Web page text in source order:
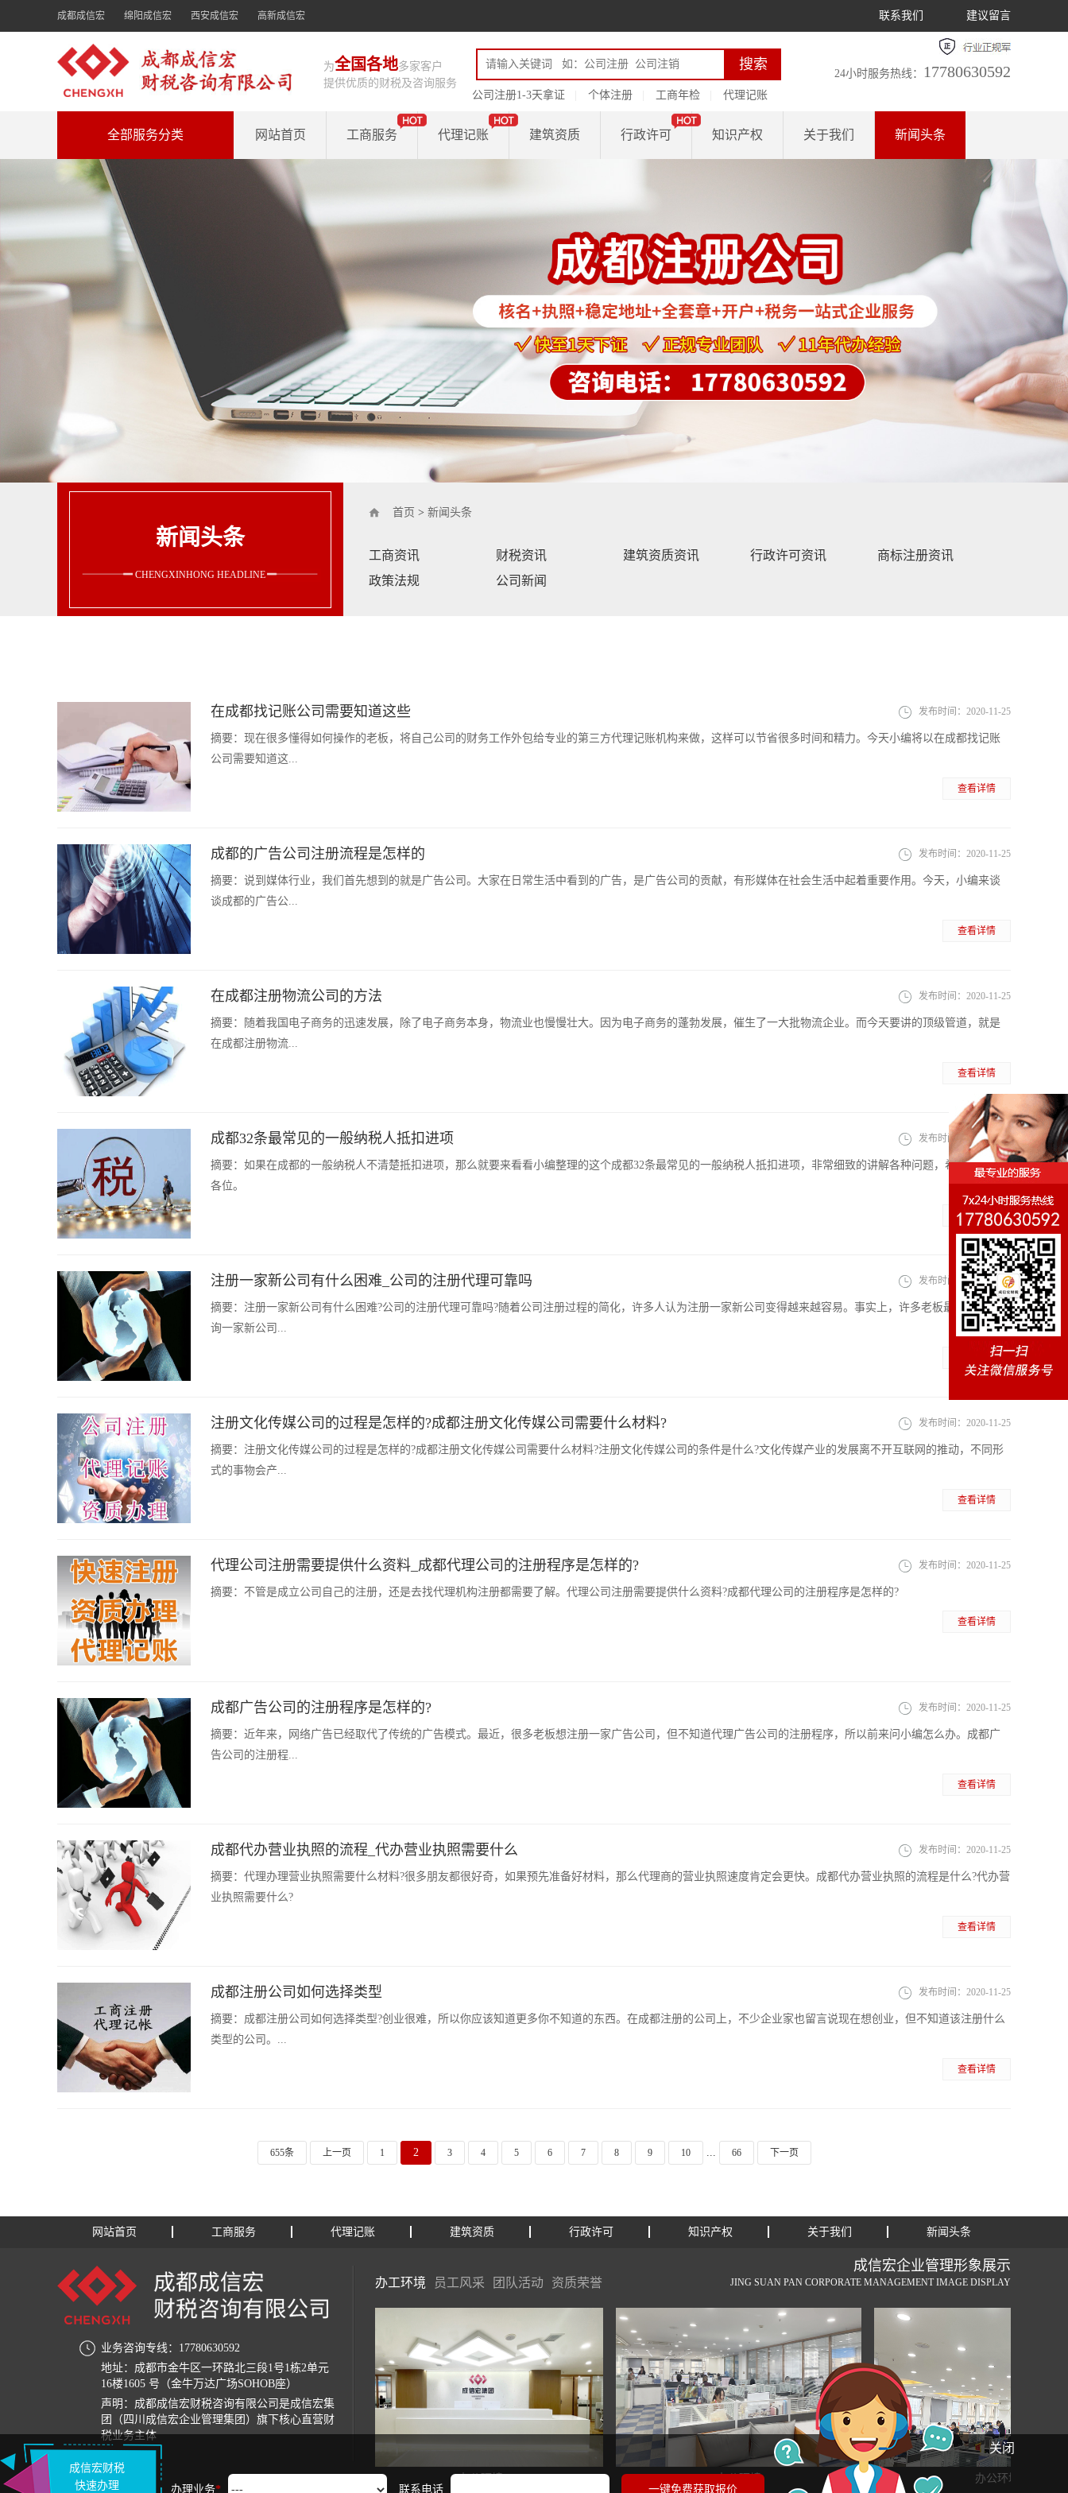
成都成信宏 绵阳成信宏 西安成信宏 高新成信宏 联系我们 建议留言
为全国各地多家客户
提供优质的财税及咨询服务
公司注册1-3天拿证
个体注册 工商年检 代理记账
24小时服务热线： 17780630592
网站首页 工商服务 代理记账 建筑资质 行政许可 知识产权 关于我们 新闻头条
全部服务分类
新闻头条
CHENGXINHONG HEADLINE
首页 > 新闻头条
工商资讯 财税资讯 建筑资质资讯 行政许可资讯
商标注册资讯
政策法规
公司新闻
在成都找记账公司需要知道这些
摘要： 现在很多懂得如何操作的老板，将自己公司的财务工作外包给专业的第三方代理记账机构来做，这样可以节省很多时间和精力。今天小编将以在成都找记账
公司需要知道这...
发布时间： 2020-11-25
查看详情
成都的广告公司注册流程是怎样的
摘要： 说到媒体行业，我们首先想到的就是广告公司。大家在日常生活中看到的广告，是广告公司的贡献，有形媒体在社会生活中起着重要作用。今天，小编来谈
谈成都的广告公...
发布时间： 2020-11-25
查看详情
在成都注册物流公司的方法
摘要：
随着我国电子商务的迅速发展，除了电子商务本身，物流业也慢慢壮大。因为电子商务的蓬勃发展，催生了一大批物流企业。而今天要讲的顶级管道，就是
在成都注册物流...
发布时间： 2020-11-25
查看详情
成都32条最常见的一般纳税人抵扣进项
摘要： 如果在成都的一般纳税人不清楚抵扣进项，那么就要来看看小编整理的这个成都32条最常见的一般纳税人抵扣进项，非常细致的讲解各种问题，希望帮助到
各位。
发布时间：2020-11-25
查看详情
注册一家新公司有什么困难_公司的注册代理可靠吗
摘要： 注册一家新公司有什么困难?公司的注册代理可靠吗?随着公司注册过程的简化，许多人认为注册一家新公司变得越来越容易。事实上，许多老板最近一直在咨
询一家新公司...
发布时间：2020-11-25
查看详情
注册文化传媒公司的过程是怎样的?成都注册文化传媒公司需要什么材料?
摘要： 注册文化传媒公司的过程是怎样的?成都注册文化传媒公司需要什么材料?注册文化传媒公司的条件是什么?文化传媒产业的发展离不开互联网的推动，不同形
式的事物会产...
发布时间： 2020-11-25
查看详情
代理公司注册需要提供什么资料_成都代理公司的注册程序是怎样的?
摘要： 不管是成立公司自己的注册，还是去找代理机构注册都需要了解。代理公司注册需要提供什么资料?成都代理公司的注册程序是怎样的?
发布时间： 2020-11-25
查看详情
成都广告公司的注册程序是怎样的?
摘要： 近年来，网络广告已经取代了传统的广告模式。最近，很多老板想注册一家广告公司，但不知道代理广告公司的注册程序，所以前来问小编怎么办。成都广
告公司的注册程...
发布时间： 2020-11-25
查看详情
成都代办营业执照的流程_代办营业执照需要什么
摘要： 代理办理营业执照需要什么材料?很多朋友都很好奇，如果预先准备好材料，那么代理商的营业执照速度肯定会更快。成都代办营业执照的流程是什么?代办营
业执照需要什么?
发布时间： 2020-11-25
查看详情
成都注册公司如何选择类型
摘要： 成都注册公司如何选择类型?创业很难，所以你应该知道更多你不知道的东西。在成都注册的公司上，不少企业家也留言说现在想创业，但不知道该注册什么
类型的公司。...
发布时间： 2020-11-25
查看详情
655条 上一页 1 2 3 4 5 6 7 8 9 10 ... 66 下一页
网站首页 工商服务 代理记账 建筑资质 行政许可 知识产权 关于我们 新闻头条
业务咨询专线：17780630592
地址：成都市金牛区一环路北三段1号1栋2单元
16楼1605 号（金牛万达广场SOHOB座）
声明：成都成信宏财税咨询有限公司是成信宏集
团（四川成信宏企业管理集团）旗下核心直营财
税业务主体
成信宏企业管理形象展示
JING SUAN PAN CORPORATE MANAGEMENT IMAGE DISPLAY
办工环境 员工风采 团队活动 资质荣誉
办公环境 办公环境 办公环境
关闭
成信宏财税
快速办理
办理业务* 联系电话